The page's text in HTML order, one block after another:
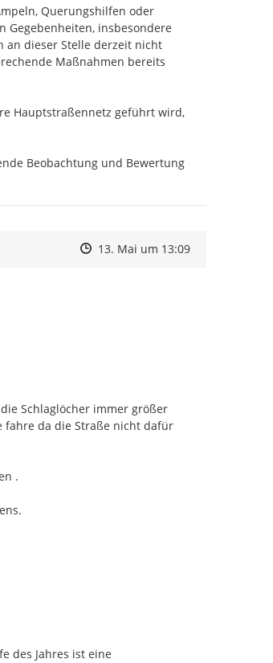
Querungshilfen oder
insbesondere
an dieser Stelle derzeit nicht
Maßnahmen bereits
Hauptstraßennetz geführt wird,
Beobachtung und Bewertung
Zeitpunkt des Erstellens
Zeitpunkt des Erstellens
13. Mai um 13:09Zur Äußerung
Schlaglöcher immer größer
fahre da die Straße nicht dafür
.
des Jahres ist eine